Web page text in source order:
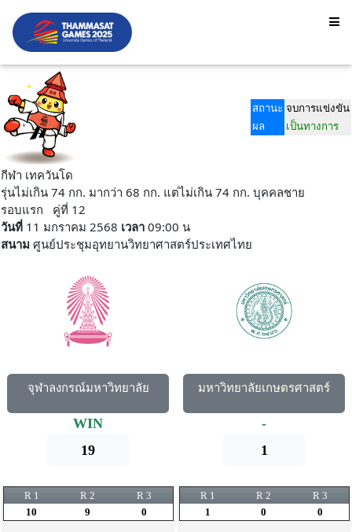
สถานะ จบการแข่งขัน
ผล
เป็นทางการ
กีฬา เทควันโด
รุ่นไม่เกิน 74 กก. มากว่า 68 กก. แต่ไม่เกิน 74 กก. บุคคลชาย
รอบแรก คู่ที่ 12
วันที่ 11 มกราคม 2568 เวลา 09:00 น
สนาม ศูนย์ประชุมอุทยานวิทยาศาสตร์ประเทศไทย
จุฬาลงกรณ์มหาวิทยาลัย
WIN
19
R 1 R 2
R 3
10
9 0
มหาวิทยาลัยเกษตรศาสตร์
-
1
R 1 R 2
R 3
1
0 0